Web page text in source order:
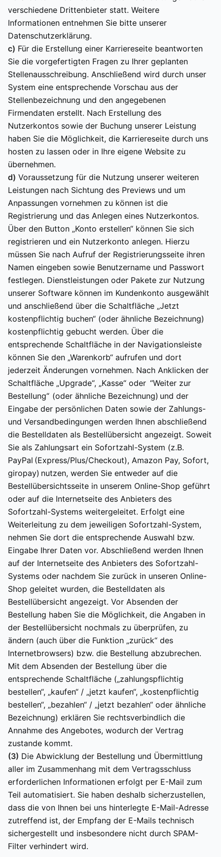
verschiedene Drittenbieter statt. Weitere
Informationen entnehmen Sie bitte unserer
Datenschutzerklärung.
c) Für die Erstellung einer Karriereseite beantworten
Sie die vorgefertigten Fragen zu Ihrer geplanten
Stellenausschreibung. Anschließend wird durch unser
System eine entsprechende Vorschau aus der
Stellenbezeichnung und den angegebenen
Firmendaten erstellt. Nach Erstellung des
Nutzerkontos sowie der Buchung unserer Leistung
haben Sie die Möglichkeit, die Karriereseite durch uns
hosten zu lassen oder in Ihre eigene Website zu
übernehmen.
d) Voraussetzung für die Nutzung unserer weiteren
Leistungen nach Sichtung des Previews und um
Anpassungen vornehmen zu können ist die
Registrierung und das Anlegen eines Nutzerkontos.
Über den Button „Konto erstellen“ können Sie sich
registrieren und ein Nutzerkonto anlegen. Hierzu
müssen Sie nach Aufruf der Registrierungsseite ihren
Namen eingeben sowie Benutzername und Passwort
festlegen. Dienstleistungen oder Pakete zur Nutzung
unserer Software können im Kundenkonto ausgewählt
und anschließend über die Schaltfläche „Jetzt
kostenpflichtig buchen“ (oder ähnliche Bezeichnung)
kostenpflichtig gebucht werden. Über die
entsprechende Schaltfläche in der Navigationsleiste
können Sie den „Warenkorb“ aufrufen und dort
jederzeit Änderungen vornehmen. Nach Anklicken der
Schaltfläche „Upgrade“, „Kasse“ oder “Weiter zur
Bestellung“ (oder ähnliche Bezeichnung) und der
Eingabe der persönlichen Daten sowie der Zahlungs-
und Versandbedingungen werden Ihnen abschließend
die Bestelldaten als Bestellübersicht angezeigt. Soweit
Sie als Zahlungsart ein Sofortzahl-System (z.B.
PayPal (Express/Plus/Checkout), Amazon Pay, Sofort,
giropay) nutzen, werden Sie entweder auf die
Bestellübersichtsseite in unserem Online-Shop geführt
oder auf die Internetseite des Anbieters des
Sofortzahl-Systems weitergeleitet. Erfolgt eine
Weiterleitung zu dem jeweiligen Sofortzahl-System,
nehmen Sie dort die entsprechende Auswahl bzw.
Eingabe Ihrer Daten vor. Abschließend werden Ihnen
auf der Internetseite des Anbieters des Sofortzahl-
Systems oder nachdem Sie zurück in unseren Online-
Shop geleitet wurden, die Bestelldaten als
Bestellübersicht angezeigt. Vor Absenden der
Bestellung haben Sie die Möglichkeit, die Angaben in
der Bestellübersicht nochmals zu überprüfen, zu
ändern (auch über die Funktion „zurück“ des
Internetbrowsers) bzw. die Bestellung abzubrechen.
Mit dem Absenden der Bestellung über die
entsprechende Schaltfläche („zahlungspflichtig
bestellen“, „kaufen“ / „jetzt kaufen“, „kostenpflichtig
bestellen“, „bezahlen“ / „jetzt bezahlen“ oder ähnliche
Bezeichnung) erklären Sie rechtsverbindlich die
Annahme des Angebotes, wodurch der Vertrag
zustande kommt.
(3) Die Abwicklung der Bestellung und Übermittlung
aller im Zusammenhang mit dem Vertragsschluss
erforderlichen Informationen erfolgt per E-Mail zum
Teil automatisiert. Sie haben deshalb sicherzustellen,
dass die von Ihnen bei uns hinterlegte E-Mail-Adresse
zutreffend ist, der Empfang der E-Mails technisch
sichergestellt und insbesondere nicht durch SPAM-
Filter verhindert wird.